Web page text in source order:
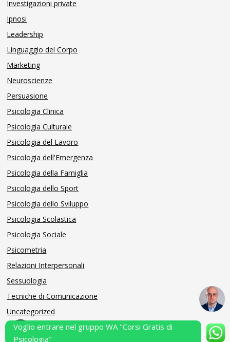
Investigazioni private
Ipnosi
Leadership
Linguaggio del Corpo
Marketing
Neuroscienze
Persuasione
Psicologia Clinica
Psicologia Culturale
Psicologia del Lavoro
Psicologia dell'Emergenza
Psicologia della Famiglia
Psicologia dello Sport
Psicologia dello Sviluppo
Psicologia Scolastica
Psicologia Sociale
Psicometria
Relazioni Interpersonali
Sessuologia
Tecniche di Comunicazione
Uncategorized
Voglio entrare nel gruppo WA "Corsi Gratis di
Psicologia"